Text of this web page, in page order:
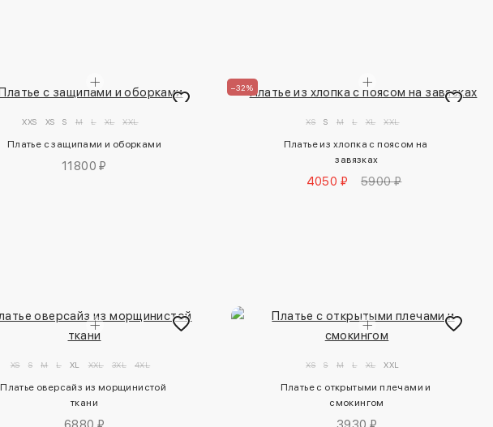
XXS XS S M L XL XXL
Платье с защипами и оборками
11800 ₽
–32%
XS S M L XL XXL
Платье из хлопка с поясом на
завязках
4050 ₽ 5900 ₽
XS S M L XL XXL 3XL 4XL
Платье оверсайз из морщинистой
ткани
XS S M L XL XXL
Платье с открытыми плечами и
смокингом